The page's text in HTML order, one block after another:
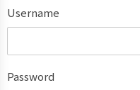
Username
Password